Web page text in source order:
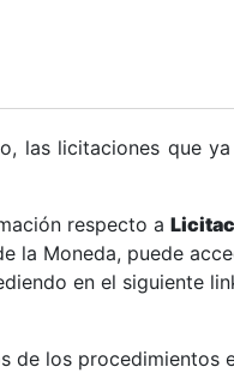
las licitaciones que
respecto a
la Moneda, puede
en el siguiente
de los procedimientos